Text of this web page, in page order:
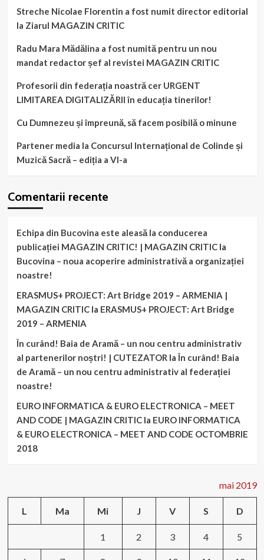
Streche Nicolae Florentin a fost numit director editorial
la Ziarul MAGAZIN CRITIC
Radu Mara Mădălina a fost numită pentru un nou
mandat redactor șef al revistei MAGAZIN CRITIC
Profesorii din federația noastră cer URGENT
LIMITAREA DIGITALIZĂRII în educația tinerilor!
Cu Dumnezeu și împreună, să facem posibilă o minune
Partener media la Concursul Internațional de Colinde și
Muzică Sacră – ediția a VI-a
Comentarii recente
Echipa din Bucovina este aleasă la conducerea
publicației MAGAZIN CRITIC! | MAGAZIN CRITICla
Bucovina – noua acoperire administrativă a organizației
noastre!
ERASMUS+ PROJECT: Art Bridge 2019 – ARMENIA |
MAGAZIN CRITICla ERASMUS+ PROJECT: Art Bridge
2019 – ARMENIA
În curând! Baia de Aramă – un nou centru administrativ
al partenerilor noștri! | CUTEZATOR laÎn curând! Baia
de Aramă – un nou centru administrativ al federației
noastre!
EURO INFORMATICA & EURO ELECTRONICA – MEET
AND CODE | MAGAZIN CRITICla EURO INFORMATICA
& EURO ELECTRONICA – MEET AND CODE OCTOMBRIE
2018
mai 2019
L Ma Mi J V S D
1 2 3 4 5